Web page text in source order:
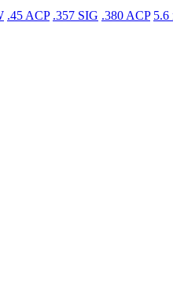
.45 ACP .357 SIG .380 ACP